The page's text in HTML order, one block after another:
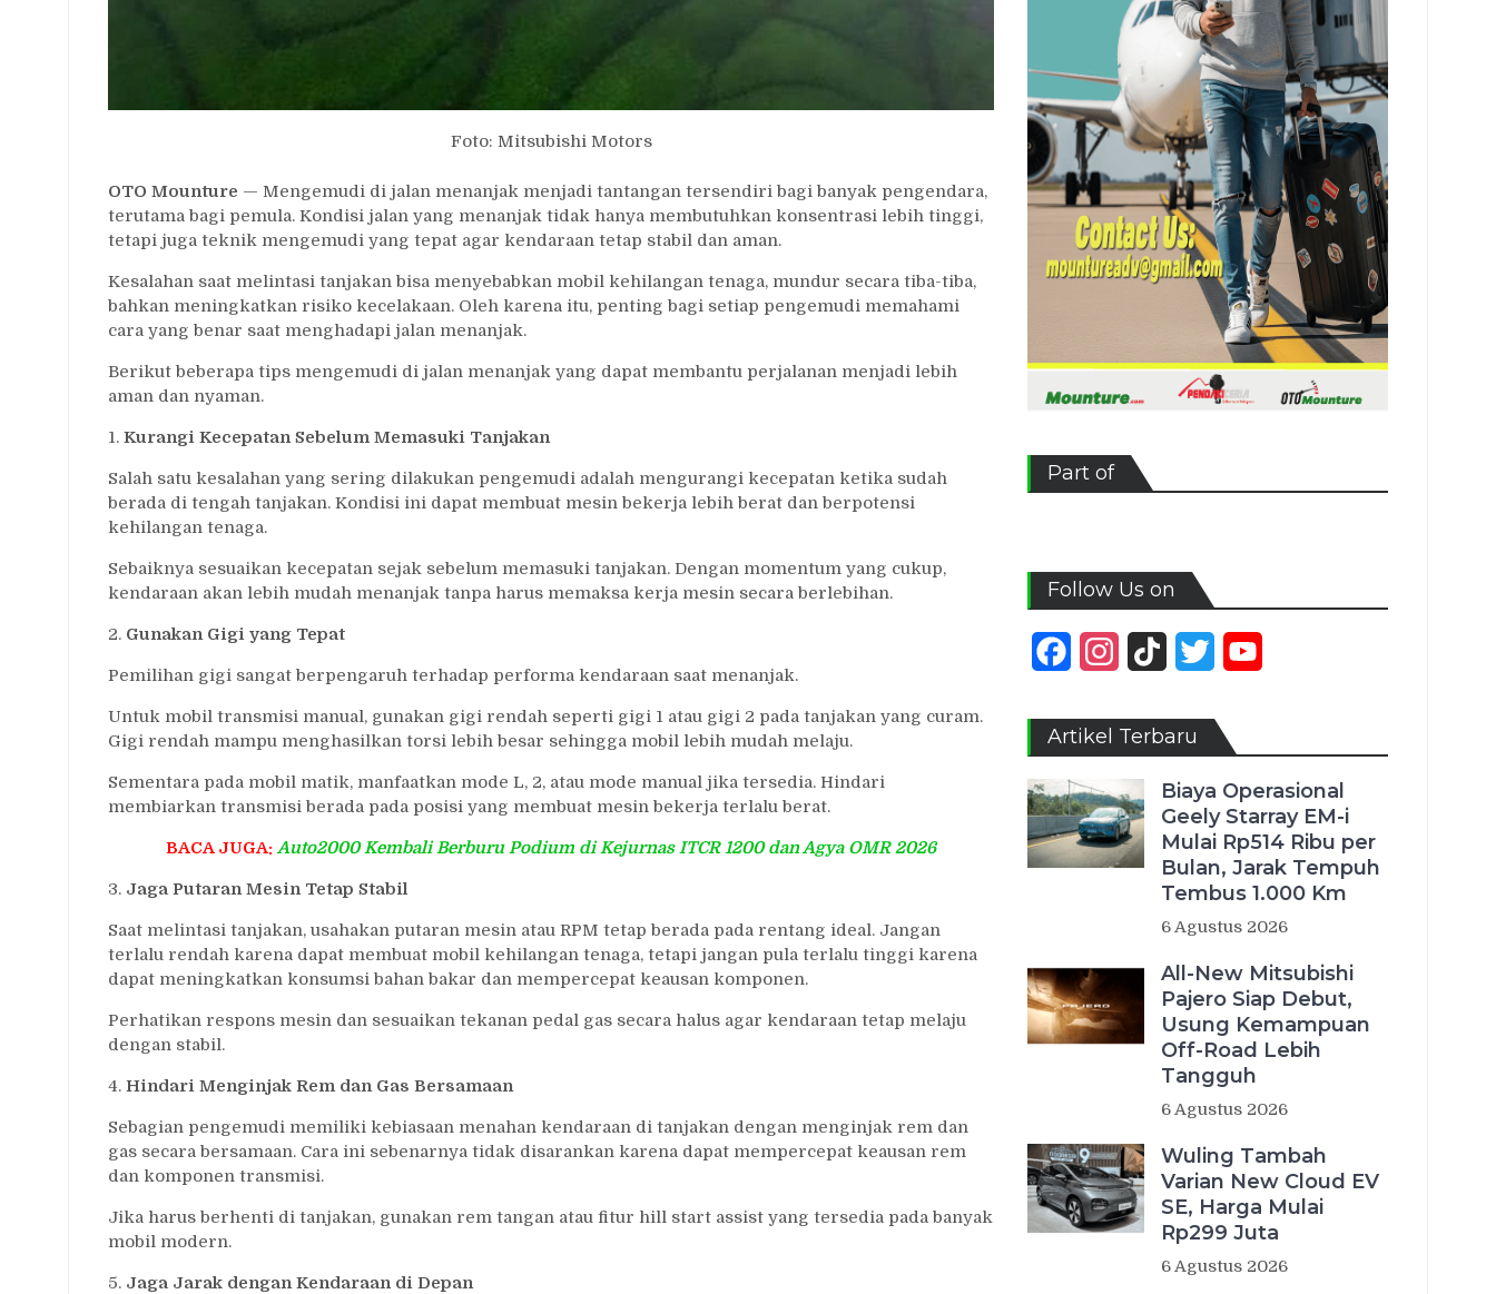
Foto: Mitsubishi Motors
OTO Mounture — Mengemudi di jalan menanjak menjadi tantangan tersendiri bagi banyak pengendara,
terutama bagi pemula. Kondisi jalan yang menanjak tidak hanya membutuhkan konsentrasi lebih tinggi,
tetapi juga teknik mengemudi yang tepat agar kendaraan tetap stabil dan aman.
Kesalahan saat melintasi tanjakan bisa menyebabkan mobil kehilangan tenaga, mundur secara tiba-tiba,
bahkan meningkatkan risiko kecelakaan. Oleh karena itu, penting bagi setiap pengemudi memahami
cara yang benar saat menghadapi jalan menanjak.
Berikut beberapa tips mengemudi di jalan menanjak yang dapat membantu perjalanan menjadi lebih
aman dan nyaman.
1. Kurangi Kecepatan Sebelum Memasuki Tanjakan
Salah satu kesalahan yang sering dilakukan pengemudi adalah mengurangi kecepatan ketika sudah
berada di tengah tanjakan. Kondisi ini dapat membuat mesin bekerja lebih berat dan berpotensi
kehilangan tenaga.
Sebaiknya sesuaikan kecepatan sejak sebelum memasuki tanjakan. Dengan momentum yang cukup,
kendaraan akan lebih mudah menanjak tanpa harus memaksa kerja mesin secara berlebihan.
2. Gunakan Gigi yang Tepat
Pemilihan gigi sangat berpengaruh terhadap performa kendaraan saat menanjak.
Untuk mobil transmisi manual, gunakan gigi rendah seperti gigi 1 atau gigi 2 pada tanjakan yang curam.
Gigi rendah mampu menghasilkan torsi lebih besar sehingga mobil lebih mudah melaju.
Sementara pada mobil matik, manfaatkan mode L, 2, atau mode manual jika tersedia. Hindari
membiarkan transmisi berada pada posisi yang membuat mesin bekerja terlalu berat.
BACA JUGA: Auto2000 Kembali Berburu Podium di Kejurnas ITCR 1200 dan Agya OMR 2026
3. Jaga Putaran Mesin Tetap Stabil
Saat melintasi tanjakan, usahakan putaran mesin atau RPM tetap berada pada rentang ideal. Jangan
terlalu rendah karena dapat membuat mobil kehilangan tenaga, tetapi jangan pula terlalu tinggi karena
dapat meningkatkan konsumsi bahan bakar dan mempercepat keausan komponen.
Perhatikan respons mesin dan sesuaikan tekanan pedal gas secara halus agar kendaraan tetap melaju
dengan stabil.
4. Hindari Menginjak Rem dan Gas Bersamaan
Sebagian pengemudi memiliki kebiasaan menahan kendaraan di tanjakan dengan menginjak rem dan
gas secara bersamaan. Cara ini sebenarnya tidak disarankan karena dapat mempercepat keausan rem
dan komponen transmisi.
Jika harus berhenti di tanjakan, gunakan rem tangan atau fitur hill start assist yang tersedia pada banyak
mobil modern.
5. Jaga Jarak dengan Kendaraan di Depan
Part of
Follow Us on
FacebookInstagram
TikTok Twitter
Artikel Terbaru
Biaya Operasional
Geely Starray EM-i
Mulai Rp514 Ribu per
Bulan, Jarak Tempuh
Tembus 1.000 Km
6 Agustus 2026
All-New Mitsubishi
Pajero Siap Debut,
Usung Kemampuan
Off-Road Lebih
Tangguh
6 Agustus 2026
Wuling Tambah
Varian New Cloud EV
SE, Harga Mulai
Rp299 Juta
6 Agustus 2026